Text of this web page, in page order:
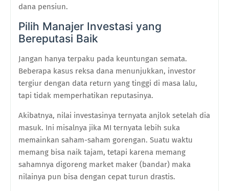
dana pensiun.
Pilih Manajer Investasi yang
Bereputasi Baik
Jangan hanya terpaku pada keuntungan semata.
Beberapa kasus reksa dana menunjukkan, investor
tergiur dengan data return yang tinggi di masa lalu,
tapi tidak memperhatikan reputasinya.
Akibatnya, nilai investasinya ternyata anjlok setelah dia
masuk. Ini misalnya jika MI ternyata lebih suka
memainkan saham-saham gorengan. Suatu waktu
memang bisa naik tajam, tetapi karena memang
sahamnya digoreng market maker (bandar) maka
nilainya pun bisa dengan cepat turun drastis.